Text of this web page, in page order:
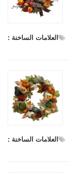
العلامات الساخنة :
العلامات الساخنة :